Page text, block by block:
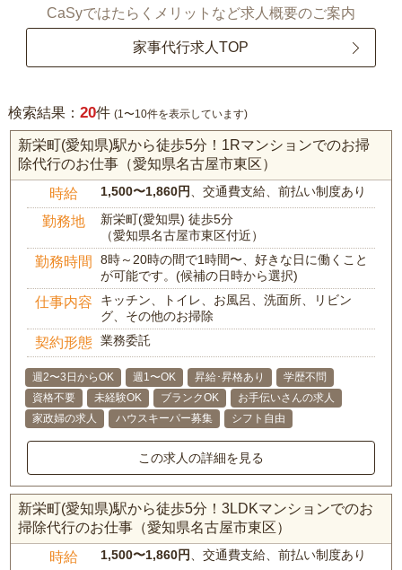
CaSyではたらくメリットなど求人概要のご案内
家事代行求人TOP
検索結果： 20件 (1〜10件を表示しています)
新栄町(愛知県)駅から徒歩5分！1Rマンションでのお掃
除代行のお仕事（愛知県名古屋市東区）
時給 1,500〜1,860円 、交通費支給、前払い制度あり
勤務地
新栄町(愛知県) 徒歩5分
（愛知県名古屋市東区付近）
勤務時間
8時～20時の間で1時間〜、好きな日に働くこと
が可能です。(候補の日時から選択)
仕事内容
キッチン、トイレ、お風呂、洗面所、リビン
グ、その他のお掃除
契約形態 業務委託
週2〜3日からOK 週1〜OK 昇給･昇格あり
学歴不問
資格不要
未経験OK ブランクOK
お手伝いさんの求人
家政婦の求人
ハウスキーパー募集 シフト自由
この求人の詳細を見る
新栄町(愛知県)駅から徒歩5分！3LDKマンションでのお
掃除代行のお仕事（愛知県名古屋市東区）
時給 1,500〜1,860円 、交通費支給、前払い制度あり